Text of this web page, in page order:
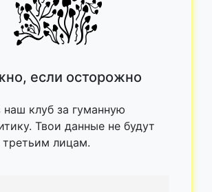
если осторожно
наш клуб за гуманную
Твои данные не будут
лицам.